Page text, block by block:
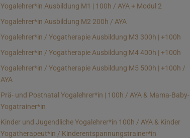
Yogalehrer*in Ausbildung M1 | 100h / AYA + Modul 2
Yogalehrer*in Ausbildung M2 200h / AYA
Yogalehrer*in / Yogatherapie Ausbildung M3 300h | +100h
Yogalehrer*in / Yogatherapie Ausbildung M4 400h | +100h
Yogalehrer*in / Yogatherapie Ausbildung M5 500h | +100h /
AYA
Prä- und Postnatal Yogalehrer*in | 100h / AYA & Mama-Baby-
Yogatrainer*in
Kinder und Jugendliche Yogalehrer*in 100h / AYA & Kinder
Yogatherapeut*in / Kinderentspannungstrainer*in